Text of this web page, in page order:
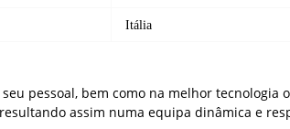
Itália
pessoal, bem como na melhor tecnologia
assim numa equipa dinâmica e